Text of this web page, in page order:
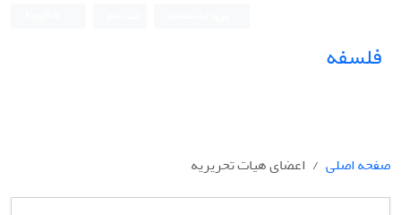
فلسفه
صفحه اصلی اعضای هیات تحریریه